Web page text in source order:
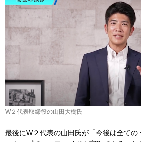
W２代表取締役の山田大樹氏
最後にW２代表の山田氏が「今後は全ての